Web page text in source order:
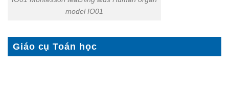
model IO01
Giáo cụ Toán học